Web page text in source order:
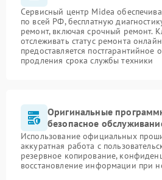
Сервисный центр Midea
по всей РФ, бесплатную
ремонт, включая срочный ремонт.
отслеживать статус ремонта
предоставляется постгарантийное
продления срока службы техники
Оригинальные
безопасное
Использование официальных
аккуратная работа с
резервное копирование,
восстановление информации при